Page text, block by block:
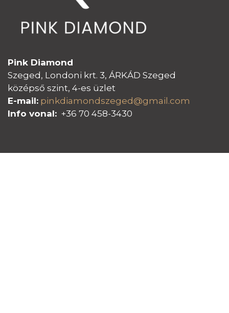
Pink Diamond
Szeged, Londoni krt. 3, ÁRKÁD Szeged
középső szint, 4-es üzlet
E-mail: pinkdiamondszeged@gmail.com
Info vonal: +36 70 458-3430